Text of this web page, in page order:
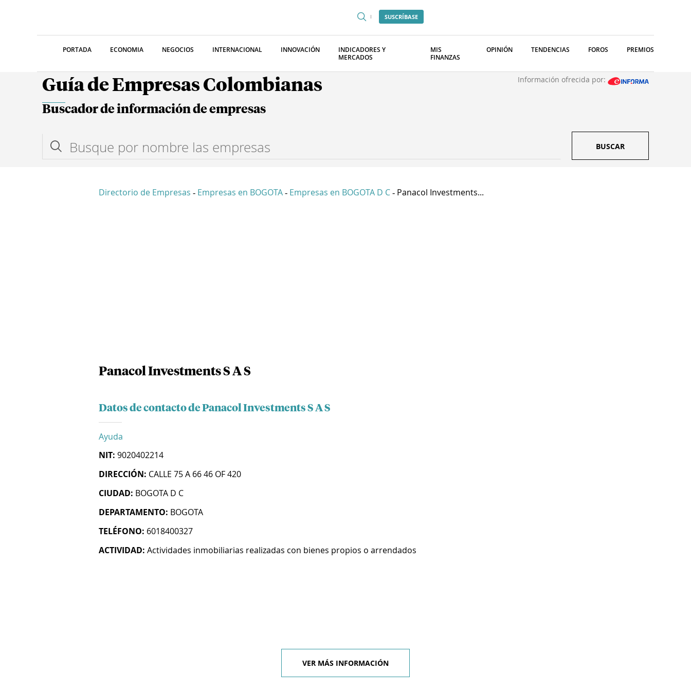
SUSCRÍBASE
PORTADA ECONOMIA NEGOCIOS INTERNACIONAL INNOVACIÓN
INDICADORES Y
MERCADOS
MIS
FINANZAS
OPINIÓN TENDENCIAS FOROS PREMIOS
Guía de Empresas Colombianas Información ofrecida por:
Buscador de información de empresas
BUSCAR
Directorio de Empresas - Empresas en BOGOTA - Empresas en BOGOTA D C - Panacol Investments...
Panacol Investments S A S
Datos de contacto de Panacol Investments S A S
Ayuda
NIT: 9020402214
DIRECCIÓN: CALLE 75 A 66 46 OF 420
CIUDAD: BOGOTA D C
DEPARTAMENTO: BOGOTA
TELÉFONO: 6018400327
ACTIVIDAD: Actividades inmobiliarias realizadas con bienes propios o arrendados
VER MÁS INFORMACIÓN